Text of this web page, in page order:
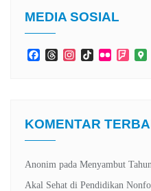
MEDIA SOSIAL
FacebookThreadsInstagramTikTokFlickr
KOMENTAR
Anonim pada Menyambut
Akal Sehat di Pendidikan